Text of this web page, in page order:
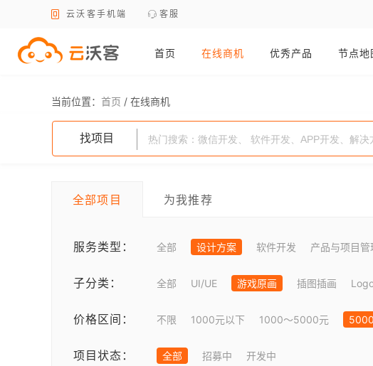
云沃客手机端 客服
首页 在线商机 优秀产品 节点地
当前位置： 首页 / 在线商机
找项目
全部项目 为我推荐
服务类型： 全部 设计方案 软件开发 产品与项目管
子分类： 全部 UI/UE 游戏原画 插图插画
价格区间： 不限 1000元以下 1000～5000元
项目状态： 全部 招募中 开发中